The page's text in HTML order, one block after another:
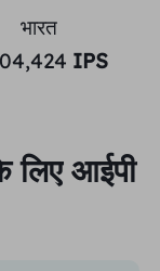
भारत
IPS
लिए आईपी